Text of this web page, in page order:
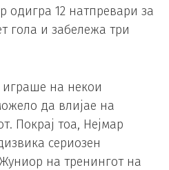
одигра 12 натпревари за
гола и забележа три
на некои
да влијае на
Покрај тоа, Нејмар
сериозен
на тренингот на